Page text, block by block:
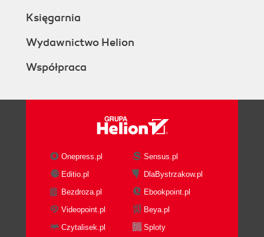
Księgarnia
Wydawnictwo Helion
Współpraca
Onepress.pl
Sensus.pl
Editio.pl
DlaBystrzakow.pl
Bezdroza.pl
Ebookpoint.pl
Videopoint.pl
Beya.pl
Czytalisek.pl
Sploty